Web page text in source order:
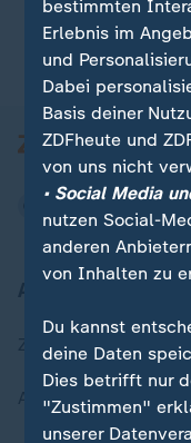
Zuletzt
Aktuelle Sendungs-
bestimmten
Erlebnis im
und
Dabei
Basis deiner
ZDFheute und
von uns nicht
• Social Media
nutzen Social-
anderen
von Inhalten zu
Du kannst
deine Daten
Dies betrifft nur
"Zustimmen"
unserer